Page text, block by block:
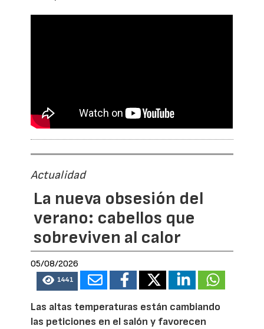
Actualidad
La nueva obsesión del
verano: cabellos que
sobreviven al calor
05/08/2026
1441
Las altas temperaturas están cambiando
las peticiones en el salón y favorecen